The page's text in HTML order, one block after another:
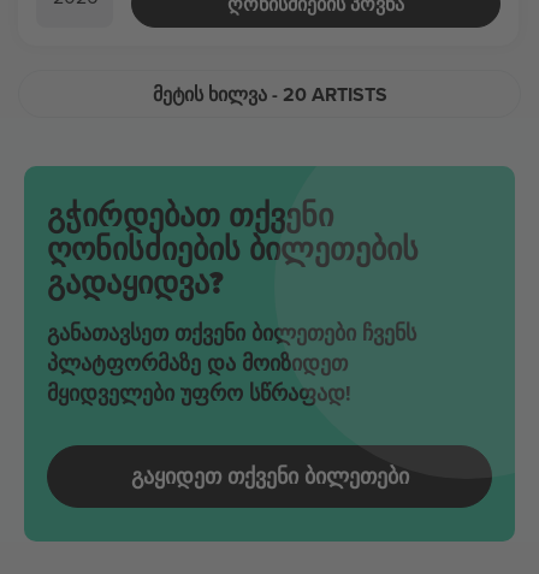
ᲛᲔᲢᲘᲡ ᲮᲘᲚᲕᲐ- 20 ARTISTS
გჭირდებათ თქვენი
ღონისძიების ბილეთების
გადაყიდვა?
განათავსეთ თქვენი ბილეთები ჩვენს
პლატფორმაზე და მოიზიდეთ
მყიდველები უფრო სწრაფად!
ᲒᲐᲧᲘᲓᲔᲗ ᲗᲥᲕᲔᲜᲘ ᲑᲘᲚᲔᲗᲔᲑᲘ